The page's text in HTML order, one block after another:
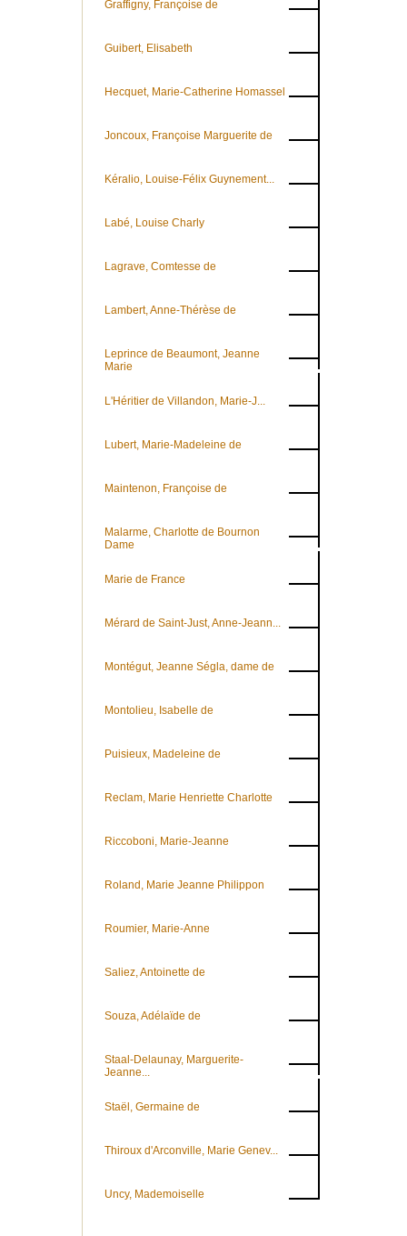
Graffigny, Françoise de
Guibert, Elisabeth
Hecquet, Marie-Catherine Homassel
Joncoux, Françoise Marguerite de
Kéralio, Louise-Félix Guynement...
Labé, Louise Charly
Lagrave, Comtesse de
Lambert, Anne-Thérèse de
Leprince de Beaumont, Jeanne
Marie
L'Héritier de Villandon, Marie-J...
Lubert, Marie-Madeleine de
Maintenon, Françoise de
Malarme, Charlotte de Bournon
Dame
Marie de France
Mérard de Saint-Just, Anne-Jeann...
Montégut, Jeanne Ségla, dame de
Montolieu, Isabelle de
Puisieux, Madeleine de
Reclam, Marie Henriette Charlotte
Riccoboni, Marie-Jeanne
Roland, Marie Jeanne Philippon
Roumier, Marie-Anne
Saliez, Antoinette de
Souza, Adélaïde de
Staal-Delaunay, Marguerite-
Jeanne...
Staël, Germaine de
Thiroux d'Arconville, Marie Genev...
Uncy, Mademoiselle